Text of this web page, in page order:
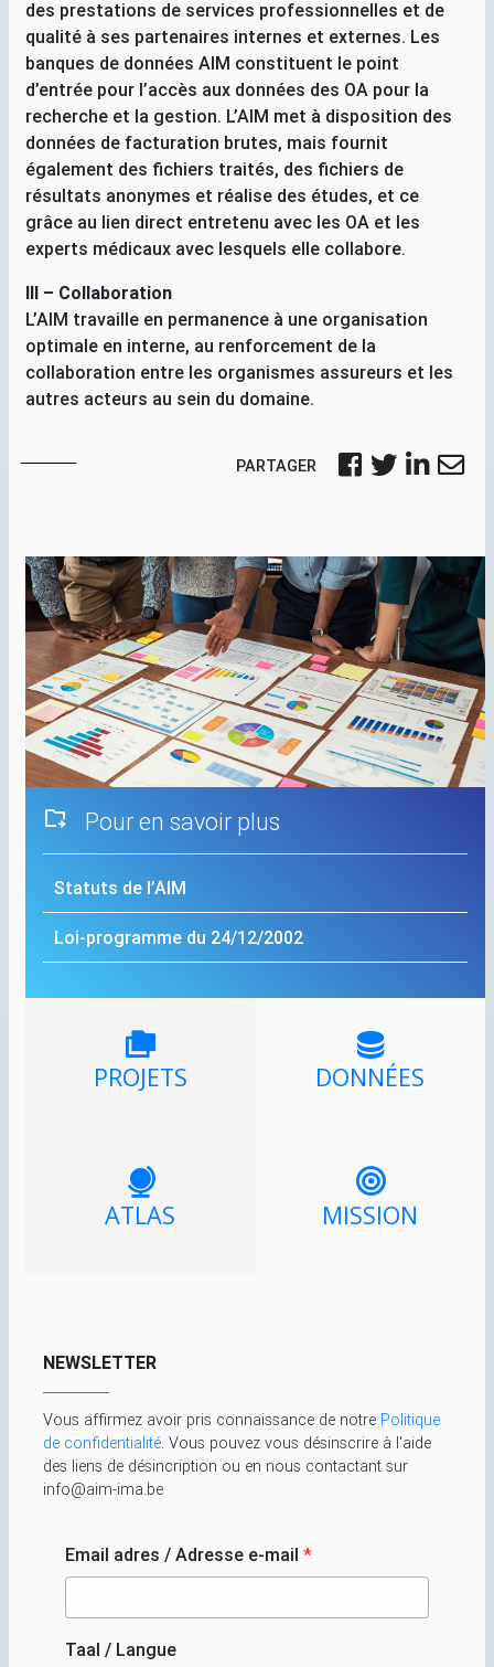
des prestations de services professionnelles et de
qualité à ses partenaires internes et externes. Les
banques de données AIM constituent le point
d’entrée pour l’accès aux données des OA pour la
recherche et la gestion. L’AIM met à disposition des
données de facturation brutes, mais fournit
également des fichiers traités, des fichiers de
résultats anonymes et réalise des études, et ce
grâce au lien direct entretenu avec les OA et les
experts médicaux avec lesquels elle collabore.
III – Collaboration
L’AIM travaille en permanence à une organisation
optimale en interne, au renforcement de la
collaboration entre les organismes assureurs et les
autres acteurs au sein du domaine.
PARTAGER
Pour en savoir plus
Statuts de l’AIM
Loi-programme du 24/12/2002
PROJETS DONNÉES
ATLAS MISSION
NEWSLETTER
Vous affirmez avoir pris connaissance de notre Politique
de confidentialité. Vous pouvez vous désinscrire à l'aide
des liens de désincription ou en nous contactant sur
info@aim-ima.be
Email adres / Adresse e-mail *
Taal / Langue